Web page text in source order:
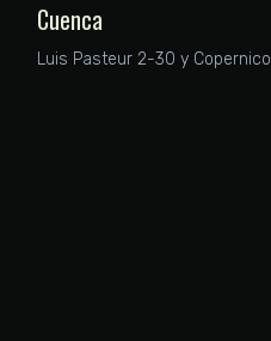
Cuenca
Luis Pasteur 2-30 y Copernico